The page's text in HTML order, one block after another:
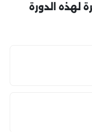
لهذه الدورة